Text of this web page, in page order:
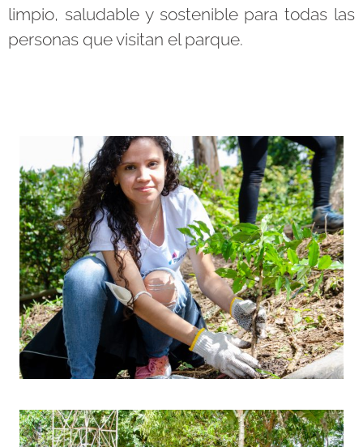
limpio, saludable y sostenible para todas las
personas que visitan el parque.